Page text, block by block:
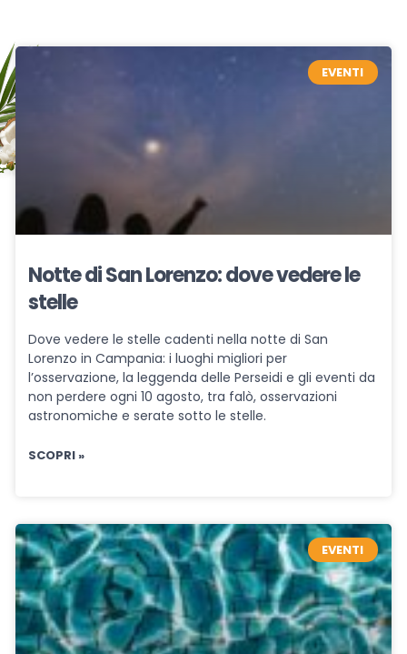
EVENTI
Notte di San Lorenzo: dove vedere le
stelle
Dove vedere le stelle cadenti nella notte di San
Lorenzo in Campania: i luoghi migliori per
l’osservazione, la leggenda delle Perseidi e gli eventi da
non perdere ogni 10 agosto, tra falò, osservazioni
astronomiche e serate sotto le stelle.
SCOPRI »
EVENTI